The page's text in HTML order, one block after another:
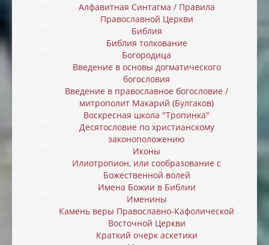
Алфавитная Синтагма / Правила
Православной Церкви
Библия
Библия толкование
Богородица
Введение в основы догматического
богословия
Введение в православное богословие /
митрополит Макарий (Булгаков)
Воскресная школа "Тропинка"
Десятословие по христианскому
законоположению
Иконы
Илиотропион, или cообразование с
Божественной волей
Имена Божии в Библии
Именины
Камень веры Православно-Кафолической
Восточной Церкви
Краткий очерк аскетики